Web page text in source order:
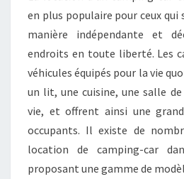
en plus populaire pour ceux qui
manière indépendante et
endroits en toute liberté. Les
véhicules équipés pour la vie
un lit, une cuisine, une salle
vie, et offrent ainsi une
occupants. Il existe de
location de camping-car
proposant une gamme de